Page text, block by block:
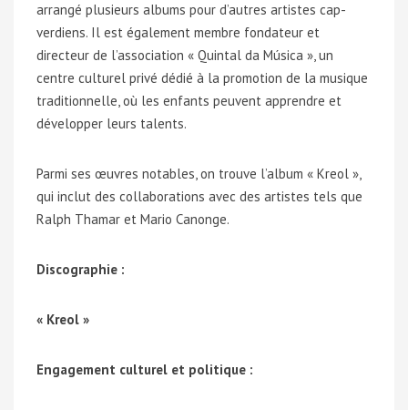
arrangé plusieurs albums pour d’autres artistes cap-
verdiens. Il est également membre fondateur et
directeur de l’association « Quintal da Música », un
centre culturel privé dédié à la promotion de la musique
traditionnelle, où les enfants peuvent apprendre et
développer leurs talents.
Parmi ses œuvres notables, on trouve l’album « Kreol »,
qui inclut des collaborations avec des artistes tels que
Ralph Thamar et Mario Canonge.
Discographie :
« Kreol »
Engagement culturel et politique :